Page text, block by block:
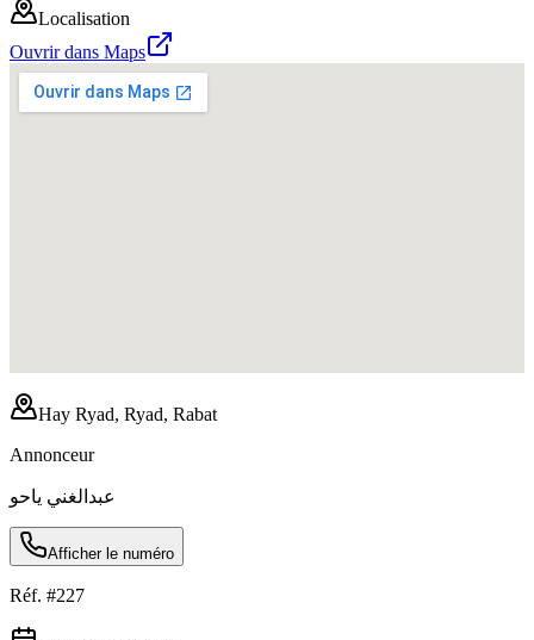
Localisation
Ouvrir dans Maps
Hay Ryad, Ryad, Rabat
Annonceur
عبدالغني ياحو
Afficher le numéro
Réf. #227